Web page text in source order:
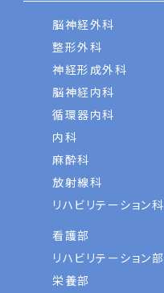
脳神経外科
整形外科
神経形成外科
脳神経内科
循環器内科
内科
麻酔科
放射線科
リハビリテーション科
看護部
リハビリテーション部
栄養部